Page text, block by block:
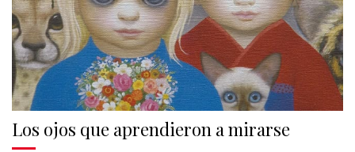
Los ojos que aprendieron a mirarse